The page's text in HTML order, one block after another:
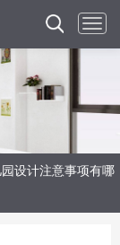
设计注意事项有哪